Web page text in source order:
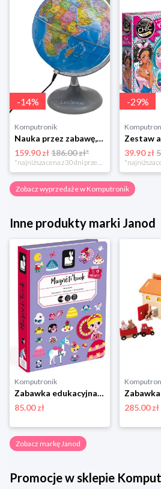
-14%
Komputronik
Nauka przez zabawę,zabawka edukacyjna,zabawka interaktywna Lexibook Globus Świecący Dzienny i Nocny PL LEXIBOOK
159.90 zł186.00 zł*
*najniższa cena z 30 dni przed obniżką
-29%
39.90 zł
Zobacz wyprzedaże w Komputronik
Inne produkty marki Janod
Komputronik
Zabawka edukacyjna,zabawki magnetyczne Janod Magnetibook Księżniczki
85.00 zł
285.00 zł
Zobacz markę Janod
Promocje w sklepie